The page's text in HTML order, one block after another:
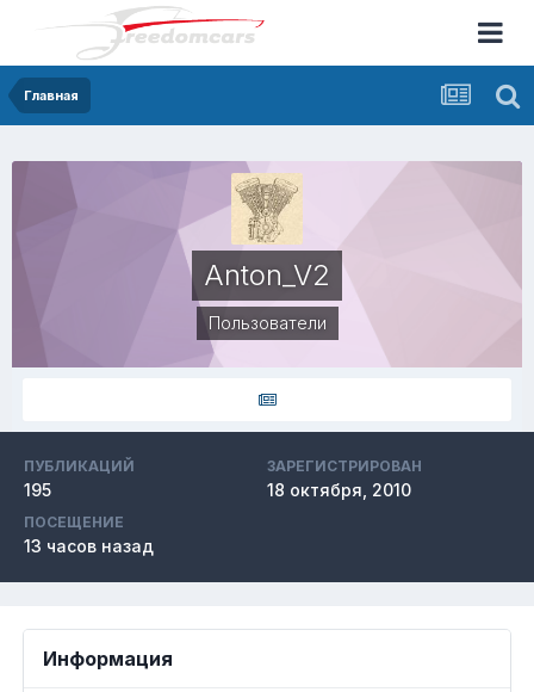
Главная
Anton_V2
Пользователи
ПУБЛИКАЦИЙ
195
ЗАРЕГИСТРИРОВАН
18 октября, 2010
ПОСЕЩЕНИЕ
13 часов назад
Информация